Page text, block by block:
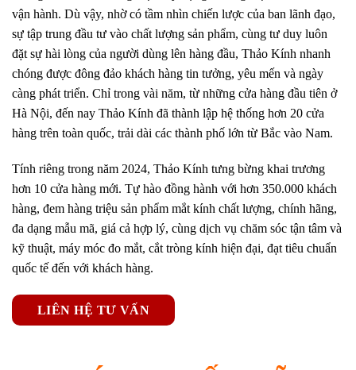
vận hành. Dù vậy, nhờ có tầm nhìn chiến lược của ban lãnh đạo,
sự tập trung đầu tư vào chất lượng sản phẩm, cùng tư duy luôn
đặt sự hài lòng của người dùng lên hàng đầu, Thảo Kính nhanh
chóng được đông đảo khách hàng tin tưởng, yêu mến và ngày
càng phát triển. Chỉ trong vài năm, từ những cửa hàng đầu tiên ở
Hà Nội, đến nay Thảo Kính đã thành lập hệ thống hơn 20 cửa
hàng trên toàn quốc, trải dài các thành phố lớn từ Bắc vào Nam.
Tính riêng trong năm 2024, Thảo Kính tưng bừng khai trương
hơn 10 cửa hàng mới. Tự hào đồng hành với hơn 350.000 khách
hàng, đem hàng triệu sản phẩm mắt kính chất lượng, chính hãng,
đa dạng mẫu mã, giá cả hợp lý, cùng dịch vụ chăm sóc tận tâm và
kỹ thuật, máy móc đo mắt, cắt tròng kính hiện đại, đạt tiêu chuẩn
quốc tế đến với khách hàng.
LIÊN HỆ TƯ VẤN